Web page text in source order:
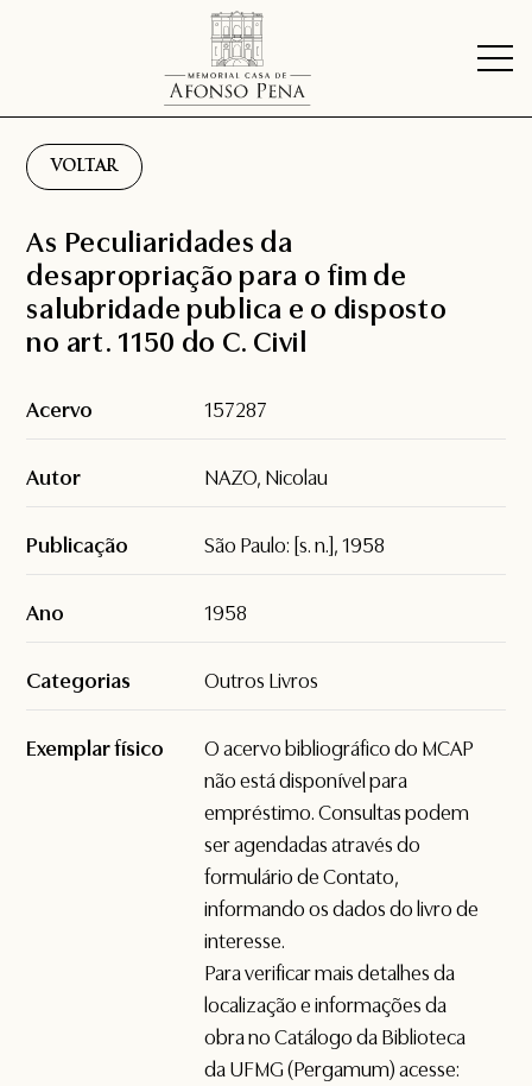
VOLTAR
As Peculiaridades da
desapropriação para o fim de
salubridade publica e o disposto
no art. 1150 do C. Civil
Acervo 157287
Autor NAZO, Nicolau
Publicação São Paulo: [s. n.], 1958
Ano 1958
Categorias Outros Livros
Exemplar físico
O acervo bibliográfico do MCAP
não está disponível para
empréstimo. Consultas podem
ser agendadas através do
formulário deContato,
informando os dados do livro de
interesse.
Para verificar mais detalhes da
localização e informações da
obra no Catálogo da Biblioteca
da UFMG (Pergamum) acesse: